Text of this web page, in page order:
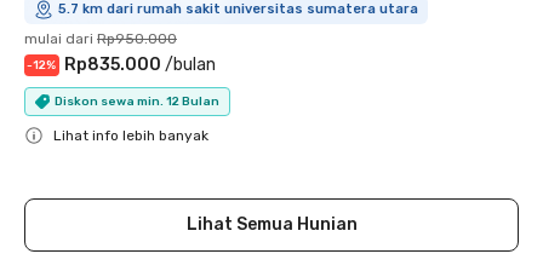
5.7 km dari rumah sakit universitas sumatera utara
mulai dari Rp950.000
-12% Rp835.000 /bulan
Diskon sewa min. 12 Bulan
Lihat info lebih banyak
Lihat Semua Hunian